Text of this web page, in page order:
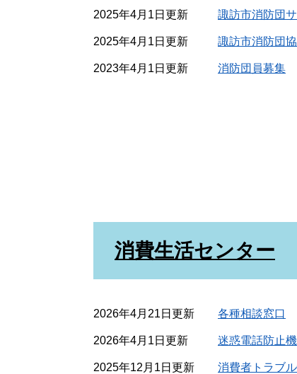
2025年4月1日更新 諏訪市消防団
2025年4月1日更新 諏訪市消防団
2023年4月1日更新 消防団員募集
消費生活センター
2026年4月21日更新 各種相談窓口
2026年4月1日更新 迷惑電話防止
2025年12月1日更新 消費者トラブ